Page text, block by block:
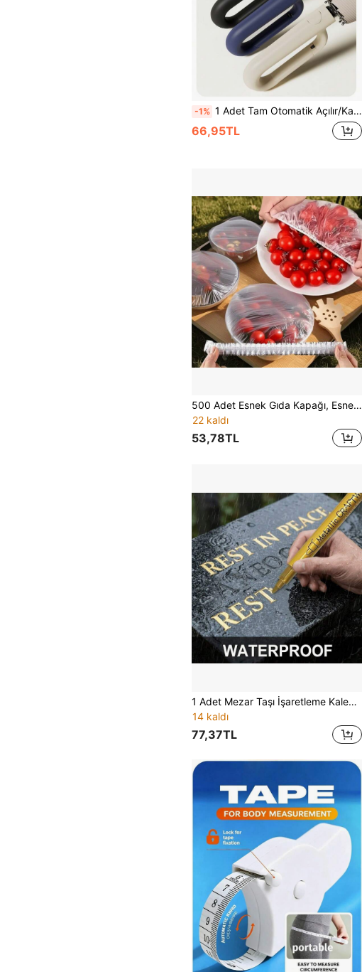
-1% 1 Adet Tam Otomatik Açılır/Kapanır Rüzgar Geçirmez Şemsiye, 24 Telli, Yüksek Yoğunluklu Su Geçirmez Kumaş, Tam Otomatik Ters Katlanır, Döner Halkalı Kilitli Sap, Kolay Taşınabilir Pençe Şekilli Sap, Taşınabilir Seyahat Şemsiyesi, Yağmur Geçirmez ve UV Korumalı, UPF50+, Siyah UV Kaplama, Tek Tıkla Açılır/Kapanır
66,95TL
500 Adet Esnek Gıda Kapağı, Esneyebilen Kase ve Tabak Kapakları, Tek Kullanımlık ve Yeniden Kullanılabilir Mutfak Streç Film, Kokusuz Toz Geçirmez Gıda Sebze Meyve Saklama, Tüm Boyutlara Uygun, Piknik Restoran ve Ev İçin Temel İhtiyaç
22 kaldı
53,78TL
1 Adet Mezar Taşı İşaretleme Kalemi, Kalıcı Hava Koşullarına Dayanıklı Yağ Bazlı Boya, Hızlı Kuruyan İnce Uçlu, Granit, Mermer ve Mezar Taşlarındaki Solmuş Yazıların Onarımı İçin, Mezarlık Anıt Bakımı ve Yazıt Restorasyonu, Fayans ve Taş Renk Yenileme, Mezarlık Bakımı İçin Özellikle Uygun, Suya ve Güneşe Dayanıklı Yağ Bazlı Boya Kalemi, Bahçe Malzemeleri Kalemi
14 kaldı
77,37TL